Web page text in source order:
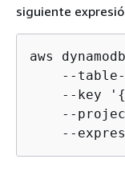
siguiente
aws
--
    --key '
{
--
--